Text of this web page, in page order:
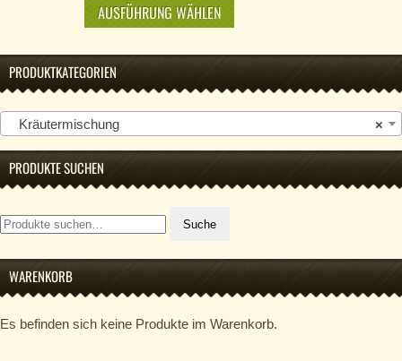
AUSFÜHRUNG WÄHLEN
PRODUKTKATEGORIEN
×
Kräutermischung
PRODUKTE SUCHEN
Suche
nach:
Suche
WARENKORB
Es befinden sich keine Produkte im Warenkorb.